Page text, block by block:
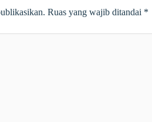
Ruas yang wajib ditandai *